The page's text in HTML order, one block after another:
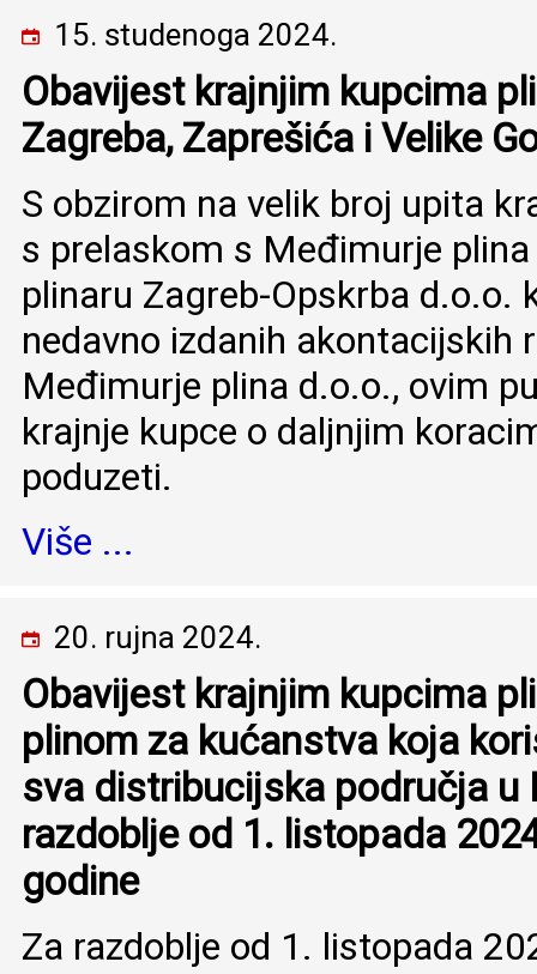
15. studenoga 2024.
Obavijest krajnjim kupcima
Zagreba, Zaprešića i Velike
S obzirom na velik broj upita
s prelaskom s Međimurje
plinaru Zagreb-Opskrba d.o.o.
nedavno izdanih akontacijskih
Međimurje plina d.o.o., ovim
krajnje kupce o daljnjim
poduzeti.
Više ...
20. rujna 2024.
Obavijest krajnjim kupcima
plinom za kućanstva koja
sva distribucijska područja u
razdoblje od 1. listopada
godine
Za razdoblje od 1. listopada